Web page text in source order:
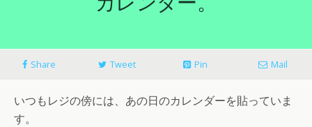
Share Tweet Pin Mail
いつもレジの傍には、あの日のカレンダーを貼っていま
す。